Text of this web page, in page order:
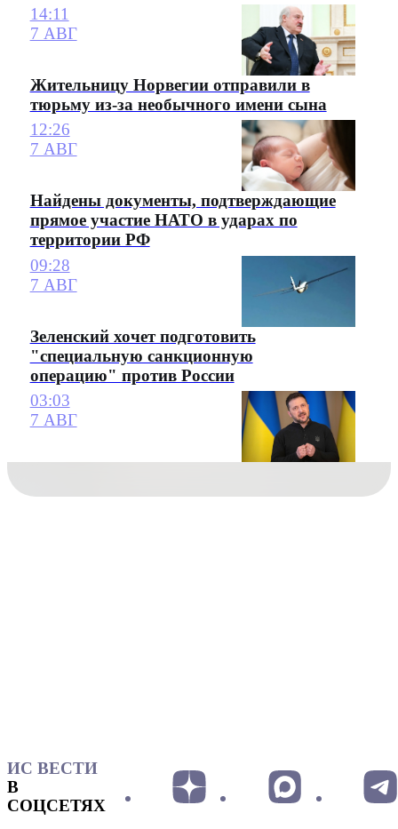
14:11
7 АВГ
Жительницу Норвегии отправили в
тюрьму из-за необычного имени сына
12:26
7 АВГ
Найдены документы, подтверждающие
прямое участие НАТО в ударах по
территории РФ
09:28
7 АВГ
Зеленский хочет подготовить
"специальную санкционную
операцию" против России
03:03
7 АВГ
ИС ВЕСТИ
В
СОЦСЕТЯХ